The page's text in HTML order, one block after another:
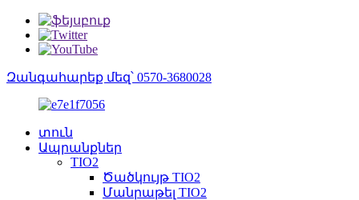
Զանգահարեք մեզ՝ 0570-3680028
տուն
Ապրանքներ
TIO2
Ծածկույթ TIO2
Մանրաթել TIO2